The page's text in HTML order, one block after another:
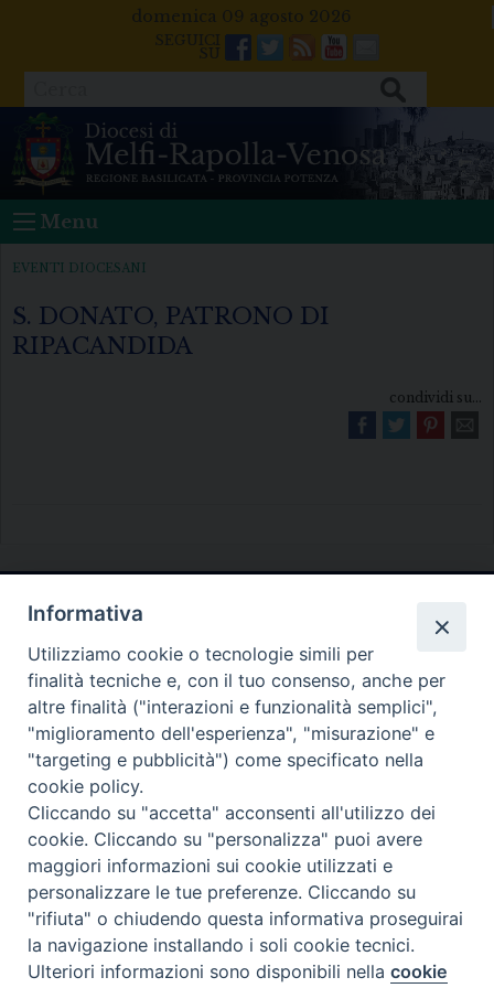
domenica 09 agosto 2026
Facebook
Twitter
FeedsYoutube
Mail
Menu
EVENTI DIOCESANI
S. DONATO, PATRONO DI
RIPACANDIDA
condividi su...
Diocesi di Melfi Rapolla Venosa
• Largo Duomo, 12 - 85025 MELFI (PZ) •
Tel. 0972238604
PEC ufficiale della Diocesi:
diocesi.melfi_rapolla_venosa@legalmail.it
Preferenze Cookie
Informativa
Utilizziamo cookie o tecnologie simili per
finalità tecniche e, con il tuo consenso, anche per
altre finalità ("interazioni e funzionalità semplici",
"miglioramento dell'esperienza", "misurazione" e
"targeting e pubblicità") come specificato nella
cookie policy.
Cliccando su "accetta" acconsenti all'utilizzo dei
cookie. Cliccando su "personalizza" puoi avere
maggiori informazioni sui cookie utilizzati e
personalizzare le tue preferenze. Cliccando su
"rifiuta" o chiudendo questa informativa proseguirai
la navigazione installando i soli cookie tecnici.
Ulteriori informazioni sono disponibili nellacookie